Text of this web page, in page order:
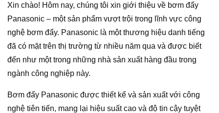
Xin chào! Hôm nay, chúng tôi xin giới thiệu về bơm đẩy
Panasonic – một sản phẩm vượt trội trong lĩnh vực công
nghệ bơm đẩy. Panasonic là một thương hiệu danh tiếng
đã có mặt trên thị trường từ nhiều năm qua và được biết
đến như một trong những nhà sản xuất hàng đầu trong
ngành công nghiệp này.
Bơm đẩy Panasonic được thiết kế và sản xuất với công
nghệ tiên tiến, mang lại hiệu suất cao và độ tin cậy tuyệt